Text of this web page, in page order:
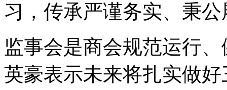
习，传承严谨务实、秉
监事会是商会规范运行
英豪表示未来将扎实做